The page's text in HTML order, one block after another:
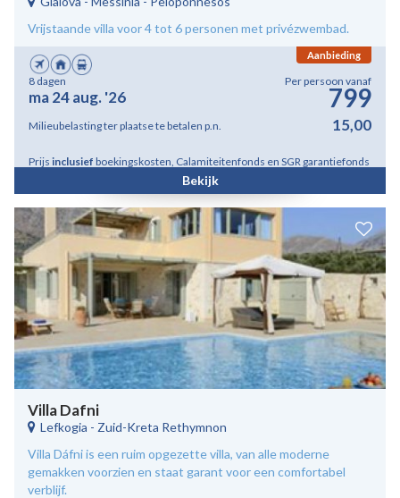
Vrijstaande villa voor 4 tot 6 personen met privézwembad.
Aanbieding
8 dagen
ma 24 aug. '26
Per persoon vanaf
799
Milieubelasting ter plaatse te betalen p.n. 15,00
Prijs inclusief boekingskosten, Calamiteitenfonds en SGR garantiefonds
Bekijk
Villa Dafni
Lefkogia - Zuid-Kreta Rethymnon
Villa Dáfni is een ruim opgezette villa, van alle moderne
gemakken voorzien en staat garant voor een comfortabel
verblijf.